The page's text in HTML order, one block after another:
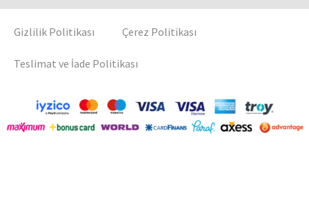
Gizlilik Politikası Çerez Politikası
Teslimat ve İade Politikası